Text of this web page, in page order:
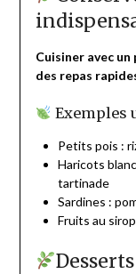
Cuisiner avec
des repas
Exemples
Petits pois :
Haricots
tartinade
Sardines :
Fruits au